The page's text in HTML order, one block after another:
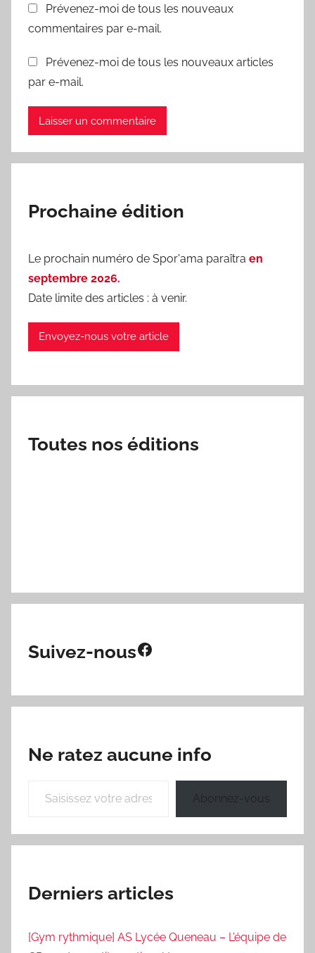
Prévenez-moi de tous les nouveaux
commentaires par e-mail.
Prévenez-moi de tous les nouveaux articles
par e-mail.
Prochaine édition
Le prochain numéro de Spor'ama paraîtra en
septembre 2026.
Date limite des articles : à venir.
Envoyez-nous votre article
Toutes nos éditions
Suivez-nousFacebook
Ne ratez aucune info
Abonnez-vous
Derniers articles
[Gym rythmique] AS Lycée Queneau – L’équipe de